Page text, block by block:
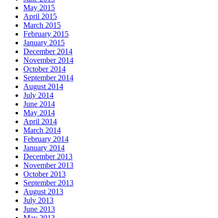
May 2015
April 2015
March 2015
February 2015
January 2015
December 2014
November 2014
October 2014
September 2014
August 2014
July 2014
June 2014
May 2014
April 2014
March 2014
February 2014
January 2014
December 2013
November 2013
October 2013
September 2013
August 2013
July 2013
June 2013